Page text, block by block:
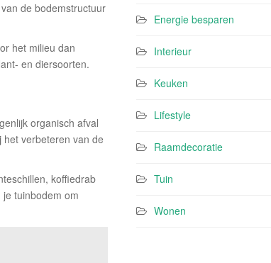
de bodemstructuur
het milieu dan
en diersoorten.
organisch afval
verbeteren van de
koffiedrab
tuinbodem om
Energie besparen
Interieur
Keuken
Lifestyle
Raamdecoratie
Tuin
Wonen